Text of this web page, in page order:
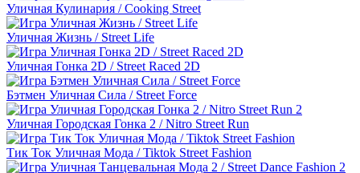
Уличная Кулинария / Cooking Street
Уличная Жизнь / Street Life
Уличная Гонка 2D / Street Raced 2D
Бэтмен Уличная Сила / Street Force
Уличная Городская Гонка 2 / Nitro Street Run
Тик Ток Уличная Мода / Tiktok Street Fashion